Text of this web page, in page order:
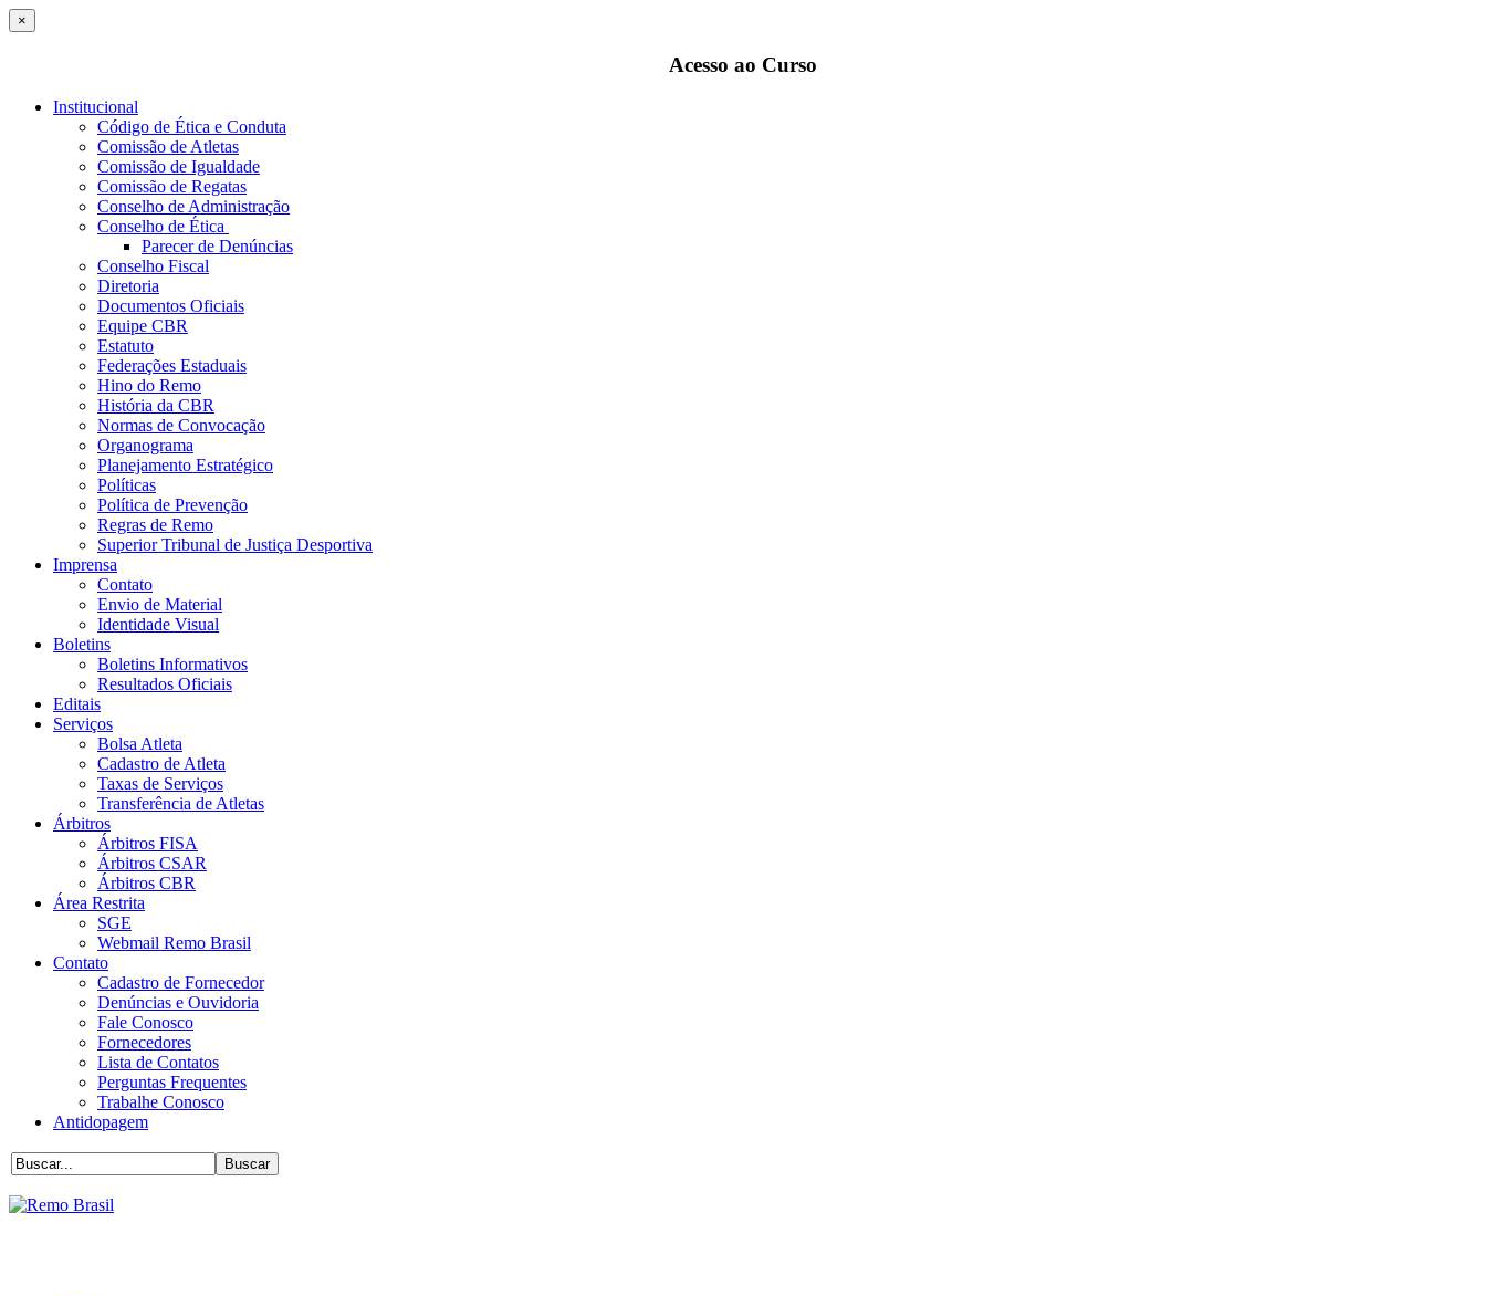
×
Acesso ao Curso
Institucional
Código de Ética e Conduta
Comissão de Atletas
Comissão de Igualdade
Comissão de Regatas
Conselho de Administração
Conselho de Ética
Parecer de Denúncias
Conselho Fiscal
Diretoria
Documentos Oficiais
Equipe CBR
Estatuto
Federações Estaduais
Hino do Remo
História da CBR
Normas de Convocação
Organograma
Planejamento Estratégico
Políticas
Política de Prevenção
Regras de Remo
Superior Tribunal de Justiça Desportiva
Imprensa
Contato
Envio de Material
Identidade Visual
Boletins
Boletins Informativos
Resultados Oficiais
Editais
Serviços
Bolsa Atleta
Cadastro de Atleta
Taxas de Serviços
Transferência de Atletas
Árbitros
Árbitros FISA
Árbitros CSAR
Árbitros CBR
Área Restrita
SGE
Webmail Remo Brasil
Contato
Cadastro de Fornecedor
Denúncias e Ouvidoria
Fale Conosco
Fornecedores
Lista de Contatos
Perguntas Frequentes
Trabalhe Conosco
Antidopagem